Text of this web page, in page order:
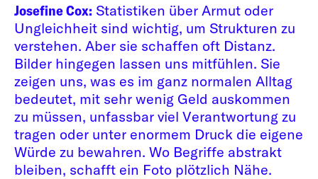
Josefine Cox: Statistiken über Armut oder
Ungleichheit sind wichtig, um Strukturen zu
verstehen. Aber sie schaffen oft Distanz.
Bilder hingegen lassen uns mitfühlen. Sie
zeigen uns, was es im ganz normalen Alltag
bedeutet, mit sehr wenig Geld auskommen
zu müssen, unfassbar viel Verantwortung zu
tragen oder unter enormem Druck die eigene
Würde zu bewahren. Wo Begriffe abstrakt
bleiben, schafft ein Foto plötzlich Nähe.